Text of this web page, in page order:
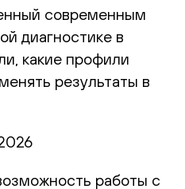
современным
диагностике в
какие профили
результаты в
работы с